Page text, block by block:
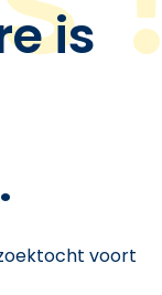
is
voort